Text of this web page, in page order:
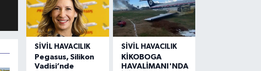
SIVIL HAVACILIK
Pegasus, Silikon
Vadisi’nde
SIVIL HAVACILIK
KİKOBOGA
HAVALİMANI'NDA